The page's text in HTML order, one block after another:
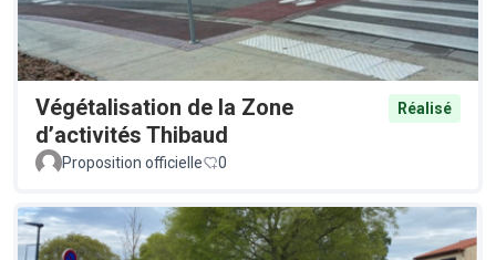
Végétalisation de la Zone
d’activités Thibaud
Réalisé
Proposition officielle 0